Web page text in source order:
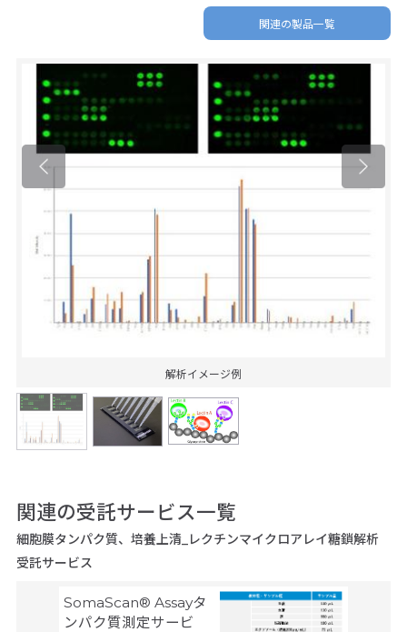
関連の製品一覧
解析イメージ例
関連の受託サービス一覧
細胞膜タンパク質、培養上清_レクチンマイクロアレイ糖鎖解析
受託サービス
SomaScan® Assayタ
ンパク質測定サービ